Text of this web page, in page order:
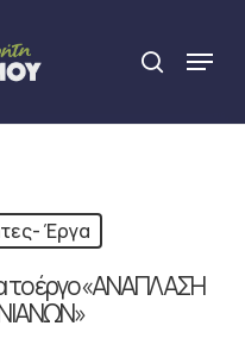
search
Menu
Έργα
το έργο «ΑΝΑΠΛΑΣΗ
Close